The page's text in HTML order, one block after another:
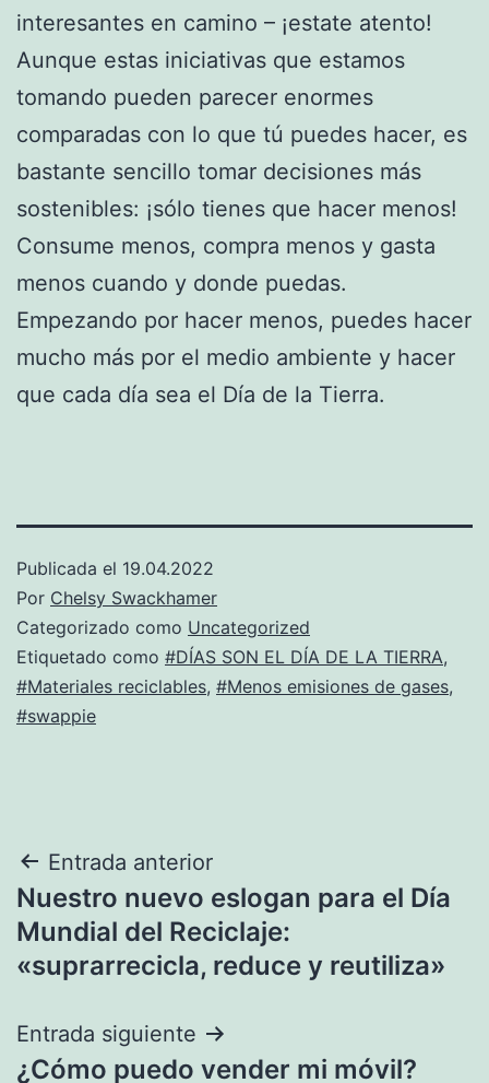
interesantes en camino – ¡estate atento!
Aunque estas iniciativas que estamos
tomando pueden parecer enormes
comparadas con lo que tú puedes hacer, es
bastante sencillo tomar decisiones más
sostenibles: ¡sólo tienes que hacer menos!
Consume menos, compra menos y gasta
menos cuando y donde puedas.
Empezando por hacer menos, puedes hacer
mucho más por el medio ambiente y hacer
que cada día sea el Día de la Tierra.
Publicada el 19.04.2022
Por Chelsy Swackhamer
Categorizado como Uncategorized
Etiquetado como #DÍAS SON EL DÍA DE LA TIERRA,
#Materiales reciclables, #Menos emisiones de gases,
#swappie
Post
navigation
Entrada anterior
Nuestro nuevo eslogan para el Día
Mundial del Reciclaje:
«suprarrecicla, reduce y reutiliza»
Entrada siguiente
¿Cómo puedo vender mi móvil?